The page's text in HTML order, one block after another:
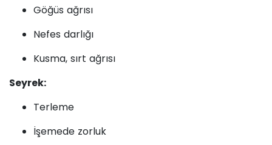
Göğüs ağrısı
Nefes darlığı
Kusma, sırt ağrısı
Seyrek:
Terleme
İşemede zorluk